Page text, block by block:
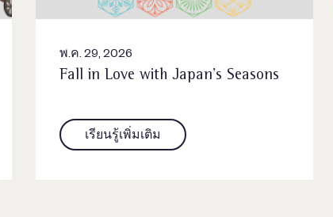
พ.ค. 29, 2026
Fall in Love with Japan’s Seasons
เรียนรู้เพิ่มเติม